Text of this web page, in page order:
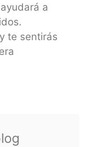
a
te sentirás